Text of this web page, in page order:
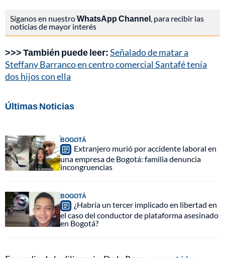
Síganos en nuestroWhatsApp Channel, para recibir las
noticias de mayor interés
>>> También puede leer:Señalado de matar a
Steffany Barranco en centro comercial Santafé tenía
dos hijos con ella
Últimas Noticias
BOGOTÁ
Extranjero murió por accidente laboral en
una empresa de Bogotá: familia denuncia
incongruencias
BOGOTÁ
¿Habría un tercer implicado en libertad en
el caso del conductor de plataforma asesinado
en Bogotá?